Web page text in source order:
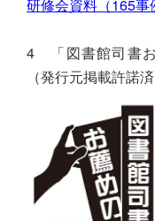
研修会資料（165
4 「図書館司書
（発行元掲載許諾済